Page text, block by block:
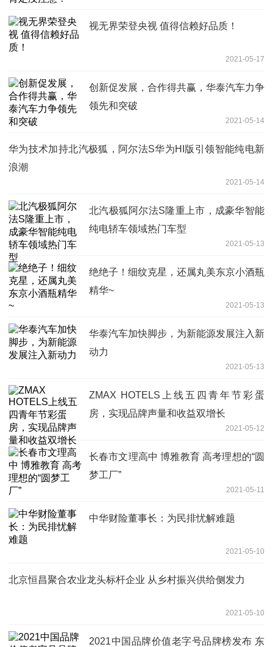
视无界荣登央视 值得信赖好品质！
2021-05-17
创新促发展，合作得共赢，华泰汽车力争
领先和突破
2021-05-14
华为技术加持北汽极狐，阿尔法S华为HI版引领智能纯电新
浪潮
2021-05-14
北汽极狐阿尔法S隆重上市，成豪华智能
纯电轿车领域热门车型
2021-05-13
绝绝子！细纹克星，还属丸美东京小酒瓶
精华~
2021-05-13
华泰汽车加快脚步，为新能源发展注入新
动力
2021-05-13
ZMAX HOTELS上线五四青年节彩蛋
房，实现品牌声量和收益双增长
2021-05-12
长春市文理高中 博雅教育 高考理想的“圆
梦工厂”
2021-05-11
中华财险董事长：为民排忧解难题
2021-05-10
北京恒昌聚合农业龙头标杆企业 从乡村振兴供给侧发力
2021-05-10
2021中国品牌价值老字号品牌榜发布 东